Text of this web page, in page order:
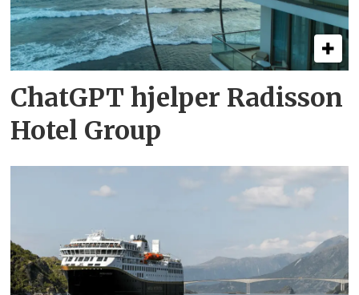
ChatGPT hjelper Radisson
Hotel Group